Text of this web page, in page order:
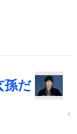
孫だ